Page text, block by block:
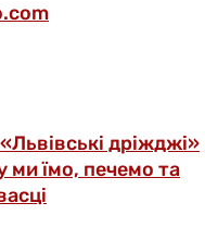
дріжджі»
ми їмо, печемо та